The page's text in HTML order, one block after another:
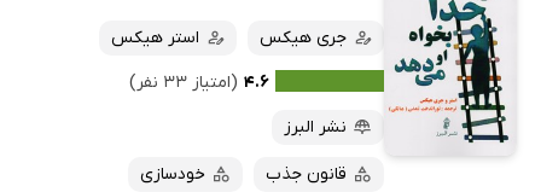
جری هیکس
استر هیکس
۴.۶ (امتیاز ۳۳ نفر)
نشر البرز
قانون جذب خودسازی